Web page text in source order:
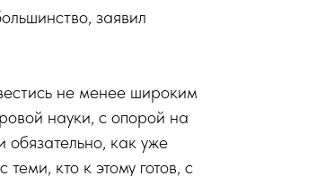
заявил
не менее широким
науки, с опорой на
обязательно, как уже
кто к этому готов, с